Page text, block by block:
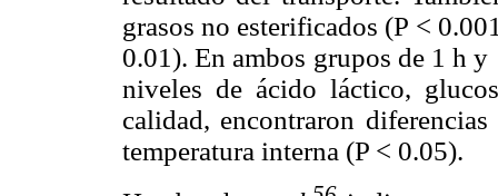
grasos no esterificados (P <
0.01). En ambos grupos de 1 h y
niveles de ácido láctico,
calidad, encontraron
temperatura interna (P < 0.05).